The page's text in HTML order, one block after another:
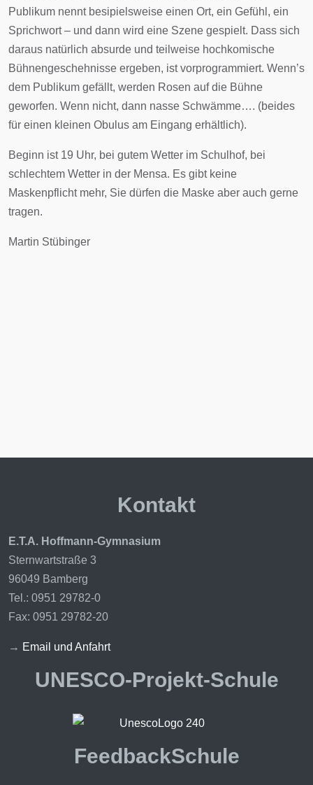
Publikum nennt besipielsweise einen Ort, ein Gefühl, ein
Sprichwort – und dann wird eine Szene gespielt. Dass sich
daraus natürlich absurde und teilweise hochkomische
Bühnengeschehnisse ergeben, ist vorprogrammiert. Wenn’s
dem Publikum gefällt, werden Rosen auf die Bühne
geworfen. Wenn nicht, dann nasse Schwämme…. (beides
für einen kleinen Obulus am Eingang erhältlich).
Beginn ist 19 Uhr, bei gutem Wetter im Schulhof, bei
schlechtem Wetter in der Mensa. Es gibt keine
Maskenpflicht mehr, Sie dürfen die Maske aber auch gerne
tragen.
Martin Stübinger
Kontakt
E.T.A. Hoffmann-Gymnasium
Sternwartstraße 3
96049 Bamberg
Tel.: 0951 29782-0
Fax: 0951 29782-20
→ Email und Anfahrt
UNESCO-Projekt-Schule
FeedbackSchule